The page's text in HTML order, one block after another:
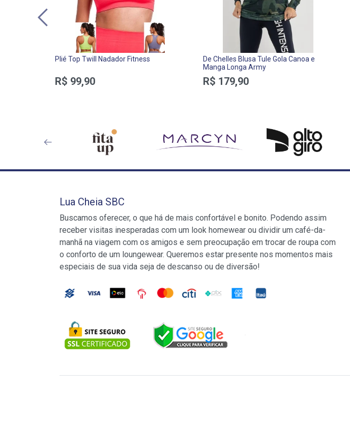
Plié Top Twill Nadador Fitness
R$ 99,90
De Chelles Blusa Tule Gola Canoa e
Manga Longa Army
R$ 179,90
Lua Cheia SBC
Buscamos oferecer, o que há de mais confortável e bonito. Podendo assim
receber visitas inesperadas com um look homewear ou dividir um café-da-
manhã na viagem com os amigos e sem preocupação em trocar de roupa com
o conforto de um loungewear. Queremos estar presente nos momentos mais
especiais de sua vida seja de descanso ou de diversão!